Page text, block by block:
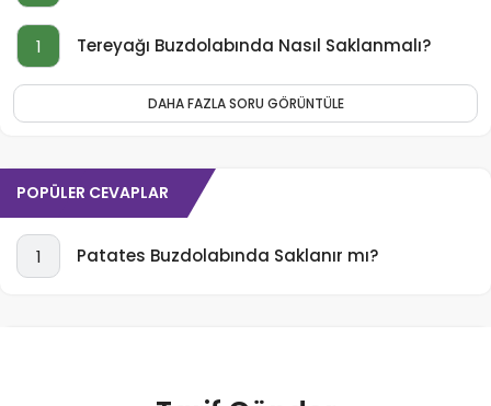
1 Tereyağı Buzdolabında Nasıl Saklanmalı?
DAHA FAZLA SORU GÖRÜNTÜLE
POPÜLER CEVAPLAR
1 Patates Buzdolabında Saklanır mı?